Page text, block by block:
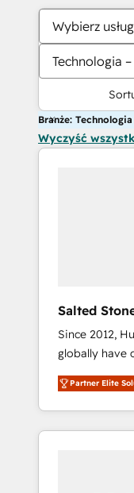
Wybierz
Technologia
Branże:
Wyczyść
Salted
Since 2012,
globally have
migrations,
integration,
deliver
brand experiences As one of
Partner Elite